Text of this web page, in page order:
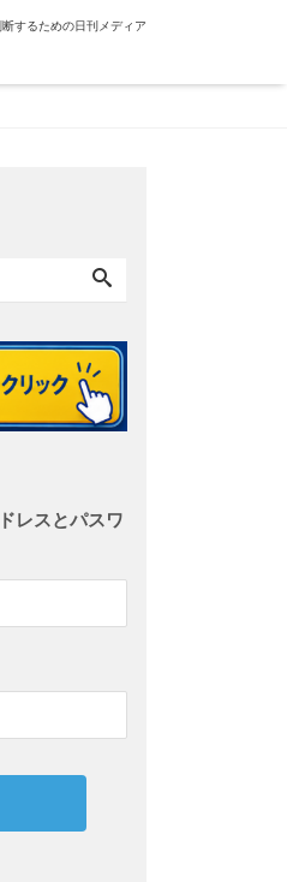
するための日刊メディア
レスとパスワ